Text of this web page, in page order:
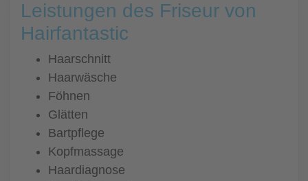
Leistungen des Friseur von
Hairfantastic
Haarschnitt
Haarwäsche
Föhnen
Glätten
Bartpflege
Kopfmassage
Haardiagnose